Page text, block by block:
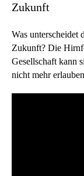
Zukunft
Was unterscheidet
Zukunft? Die
Gesellschaft kann
nicht mehr